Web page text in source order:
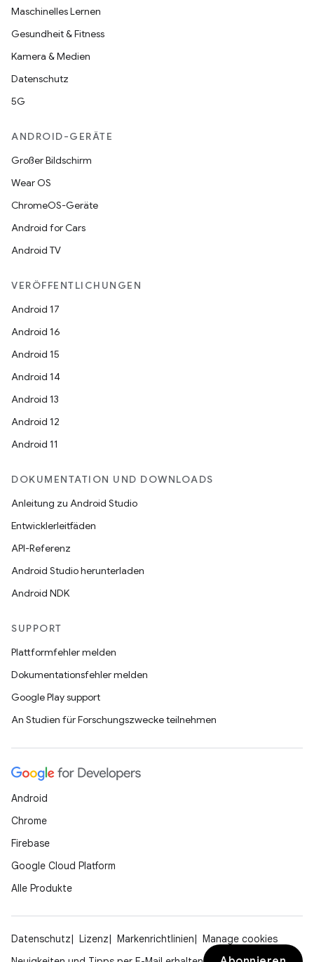
Maschinelles Lernen
Gesundheit & Fitness
Kamera & Medien
Datenschutz
5G
ANDROID-GERÄTE
Großer Bildschirm
Wear OS
ChromeOS-Geräte
Android for Cars
Android TV
VERÖFFENTLICHUNGEN
Android 17
Android 16
Android 15
Android 14
Android 13
Android 12
Android 11
DOKUMENTATION UND DOWNLOADS
Anleitung zu Android Studio
Entwicklerleitfäden
API-Referenz
Android Studio herunterladen
Android NDK
SUPPORT
Plattformfehler melden
Dokumentationsfehler melden
Google Play support
An Studien für Forschungszwecke teilnehmen
Android
Chrome
Firebase
Google Cloud Platform
Alle Produkte
Datenschutz Lizenz Markenrichtlinien
Manage cookies